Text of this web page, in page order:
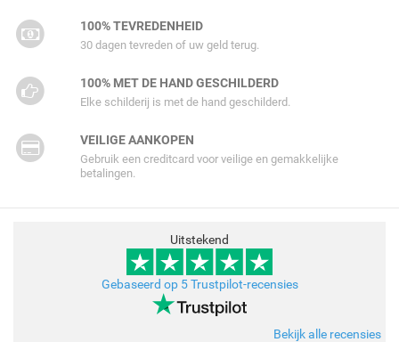
100% TEVREDENHEID
30 dagen tevreden of uw geld terug.
100% MET DE HAND GESCHILDERD
Elke schilderij is met de hand geschilderd.
VEILIGE AANKOPEN
Gebruik een creditcard voor veilige en gemakkelijke
betalingen.
Uitstekend
Gebaseerd op 5 Trustpilot-recensies
Bekijk alle recensies